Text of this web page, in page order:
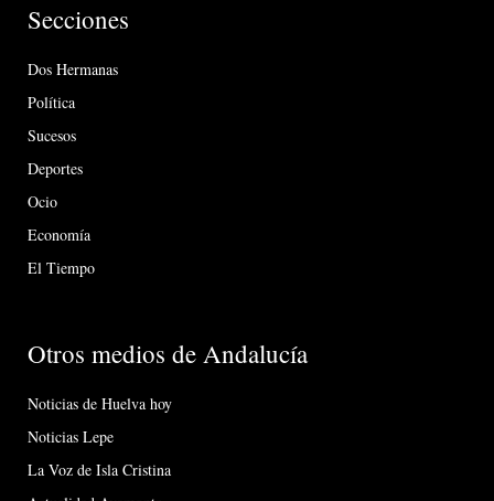
Secciones
Dos Hermanas
Política
Sucesos
Deportes
Ocio
Economía
El Tiempo
Otros medios de Andalucía
Noticias de Huelva hoy
Noticias Lepe
La Voz de Isla Cristina